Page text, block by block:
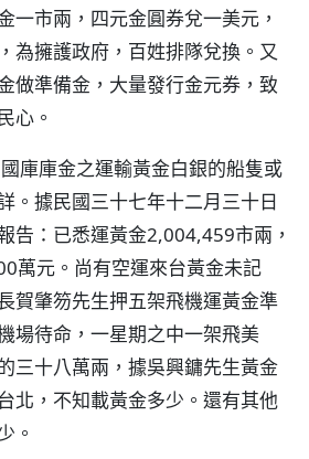
一市兩，四元金圓券兌一美元，
為擁護政府，百姓排隊兌換。又
做準備金，大量發行金元券，致
心。
國庫庫金之運輸黃金白銀的船隻或
。據民國三十七年十二月三十日
告：已悉運黃金2,004,459市兩，
萬元。尚有空運來台黃金未記
賀肇笏先生押五架飛機運黃金準
場待命，一星期之中一架飛美
三十八萬兩，據吳興鏞先生黃金
北，不知載黃金多少。還有其他
。